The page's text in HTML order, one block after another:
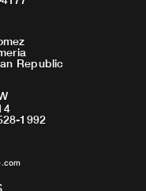
Republic
1992